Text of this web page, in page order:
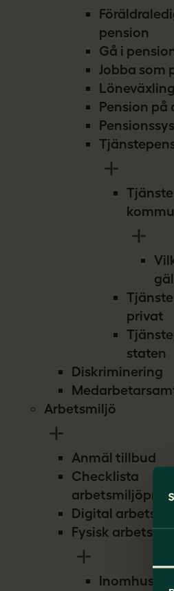
pension
Gå i
Jobba som
Löneväxling
Pension på
privat
staten
Diskriminering
Arbetsmiljö
Anmäl tillbud
Checklista
Digital
Fysisk